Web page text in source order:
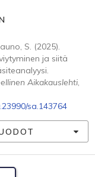
S. (2025).
ja siitä
Aikakauslehti,
sa.143764